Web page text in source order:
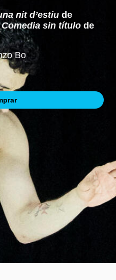
nit d’estiu de
Comedia sin título de
Bo